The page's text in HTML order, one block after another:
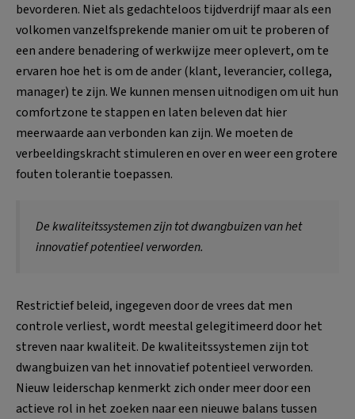
bevorderen. Niet als gedachteloos tijdverdrijf maar als een
volkomen vanzelfsprekende manier om uit te proberen of
een andere benadering of werkwijze meer oplevert, om te
ervaren hoe het is om de ander (klant, leverancier, collega,
manager) te zijn. We kunnen mensen uitnodigen om uit hun
comfortzone te stappen en laten beleven dat hier
meerwaarde aan verbonden kan zijn. We moeten de
verbeeldingskracht stimuleren en over en weer een grotere
fouten tolerantie toepassen.
De kwaliteitssystemen zijn tot dwangbuizen van het
innovatief potentieel verworden.
Restrictief beleid, ingegeven door de vrees dat men
controle verliest, wordt meestal gelegitimeerd door het
streven naar kwaliteit. De kwaliteitssystemen zijn tot
dwangbuizen van het innovatief potentieel verworden.
Nieuw leiderschap kenmerkt zich onder meer door een
actieve rol in het zoeken naar een nieuwe balans tussen